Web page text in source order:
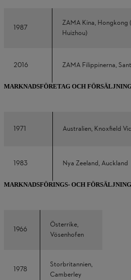
1987
ZAMA Kina,
Huizhou)
2016 ZAMA Filippinerna,
MARKNADSFÖRETAG OCH
1971 Australien, Knoxfield
1983 Nya Zeeland, Auckland
MARKNADSFÖRINGS- OCH
1966
Österrike,
Vösenhofen
1978
Storbritannien,
Camberley